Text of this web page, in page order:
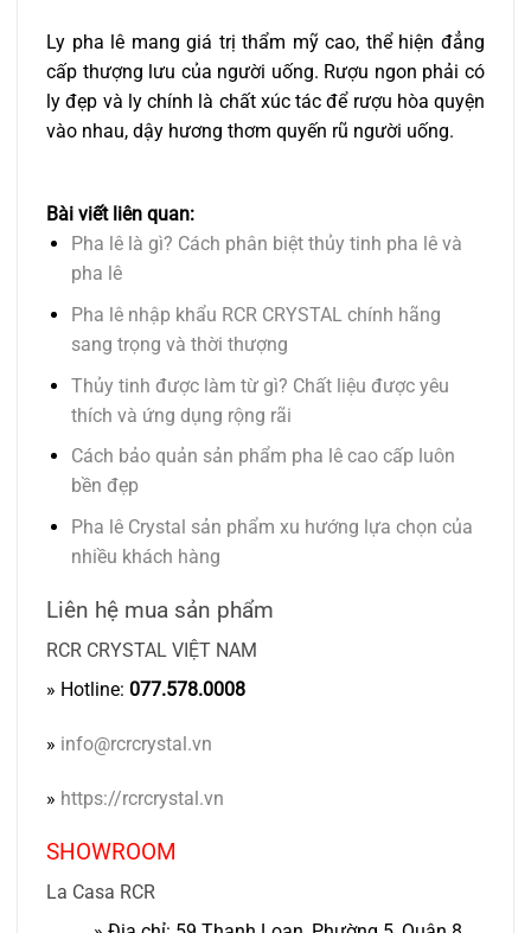
Ly pha lê mang giá trị thẩm mỹ cao, thể hiện đẳng
cấp thượng lưu của người uống. Rượu ngon phải có
ly đẹp và ly chính là chất xúc tác để rượu hòa quyện
vào nhau, dậy hương thơm quyến rũ người uống.
Bài viết liên quan:
Pha lê là gì? Cách phân biệt thủy tinh pha lê và
pha lê
Pha lê nhập khẩu RCR CRYSTAL chính hãng
sang trọng và thời thượng
Thủy tinh được làm từ gì? Chất liệu được yêu
thích và ứng dụng rộng rãi
Cách bảo quản sản phẩm pha lê cao cấp luôn
bền đẹp
Pha lê Crystal sản phẩm xu hướng lựa chọn của
nhiều khách hàng
Liên hệ mua sản phẩm
RCR CRYSTAL VIỆT NAM
» Hotline: 077.578.0008
» info@rcrcrystal.vn
» https://rcrcrystal.vn
SHOWROOM
La Casa RCR